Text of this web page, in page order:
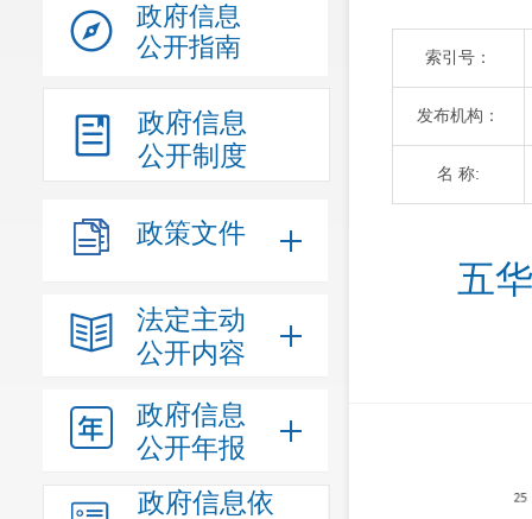
政府信息
公开指南
政府信息
公开制度
政策文件
法定主动
公开内容
政府信息
公开年报
政府信息依
索引号：
发布机构：
名 称:
五